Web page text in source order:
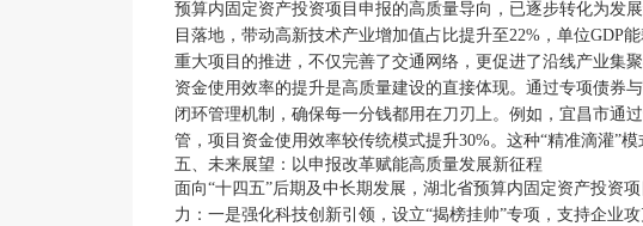
预算内固定资产投资项目申报的高质量导向，已逐步转化为发
目落地，带动高新技术产业增加值占比提升至22%，单位GDP
重大项目的推进，不仅完善了交通网络，更促进了沿线产业集聚
资金使用效率的提升是高质量建设的直接体现。通过专项债券
闭环管理机制，确保每一分钱都用在刀刃上。例如，宜昌市通
管，项目资金使用效率较传统模式提升30%。这种“精准滴灌”
五、未来展望：以申报改革赋能高质量发展新征程
面向“十四五”后期及中长期发展，湖北省预算内固定资产投资
力：一是强化科技创新引领，设立“揭榜挂帅”专项，支持企业